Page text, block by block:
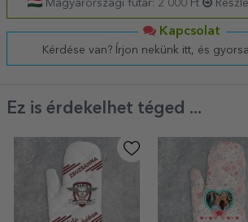
Magyarországi futár: 2 000 Ft
Kapcsolat
Kérdése van? Írjon nekünk itt, és
Ez is érdekelhet téged ...